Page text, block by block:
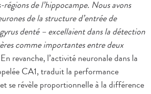
de l’hippocampe. Nous avons
de la structure d’entrée de
denté – excellaient dans la détection
comme importantes entre deux
revanche, l’activité neuronale dans la
CA1, traduit la performance
se révèle proportionnelle à la différence